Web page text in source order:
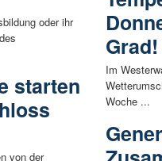
oder ihr
starten
von der
Grad!
Im
Woche ...